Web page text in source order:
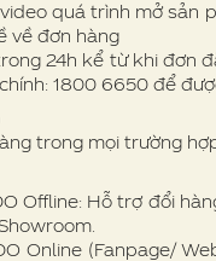
quá trình mở sản
về đơn hàng
24h kể từ khi đơn
1800 6650 để
trong mọi trường
Offline: Hỗ trợ đổi
Online (Fanpage/